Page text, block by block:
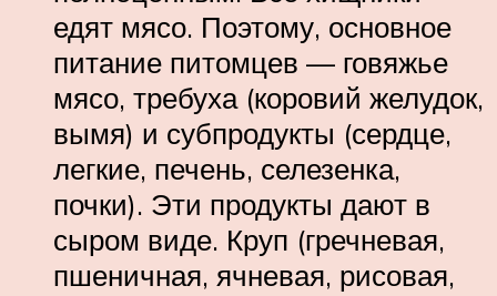
едят мясо. Поэтому, основное
питание питомцев — говяжье
мясо, требуха (коровий желудок,
вымя) и субпродукты (сердце,
легкие, печень, селезенка,
почки). Эти продукты дают в
сыром виде. Круп (гречневая,
пшеничная, ячневая, рисовая,